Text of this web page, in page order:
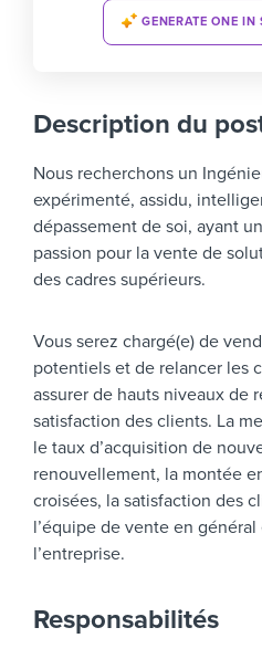
GENERATE ONE
Description du
Nous recherchons un
expérimenté, assidu,
dépassement de soi, ayant
passion pour la vente de
des cadres supérieurs.
Vous serez chargé(e) de
potentiels et de relancer les
assurer de hauts niveaux de
satisfaction des clients. La
le taux d’acquisition de
renouvellement, la montée
croisées, la satisfaction des
l’équipe de vente en
l’entreprise.
Responsabilités